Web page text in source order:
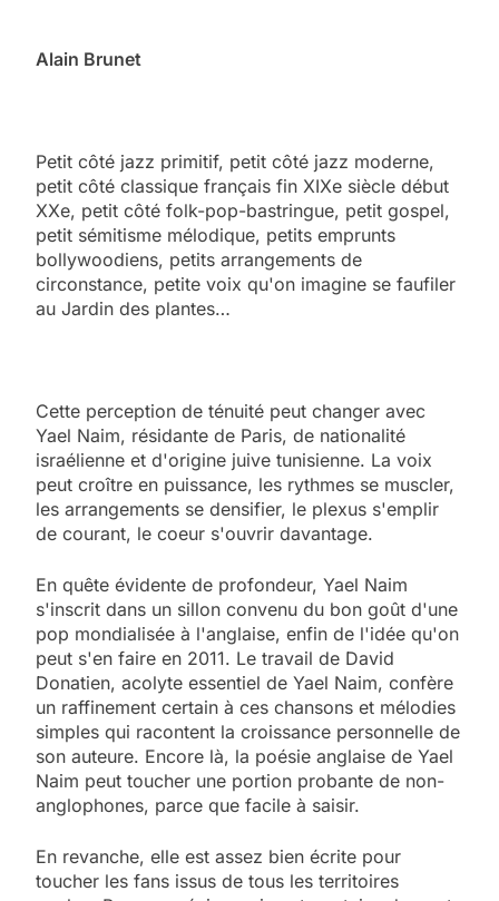
Alain Brunet
Petit côté jazz primitif, petit côté jazz moderne,
petit côté classique français fin XIXe siècle début
XXe, petit côté folk-pop-bastringue, petit gospel,
petit sémitisme mélodique, petits emprunts
bollywoodiens, petits arrangements de
circonstance, petite voix qu'on imagine se faufiler
au Jardin des plantes…
Cette perception de ténuité peut changer avec
Yael Naim, résidante de Paris, de nationalité
israélienne et d'origine juive tunisienne. La voix
peut croître en puissance, les rythmes se muscler,
les arrangements se densifier, le plexus s'emplir
de courant, le coeur s'ouvrir davantage.
En quête évidente de profondeur, Yael Naim
s'inscrit dans un sillon convenu du bon goût d'une
pop mondialisée à l'anglaise, enfin de l'idée qu'on
peut s'en faire en 2011. Le travail de David
Donatien, acolyte essentiel de Yael Naim, confère
un raffinement certain à ces chansons et mélodies
simples qui racontent la croissance personnelle de
son auteure. Encore là, la poésie anglaise de Yael
Naim peut toucher une portion probante de non-
anglophones, parce que facile à saisir.
En revanche, elle est assez bien écrite pour
toucher les fans issus de tous les territoires
5
2025, l’année la plus
meurtrière selon le
rapport d’ADL contre
FRANCE ISRAÉL